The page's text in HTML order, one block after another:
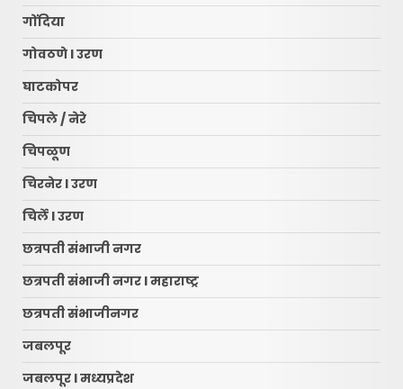
गोंदिया
गोवठणे l उरण
घाटकोपर
चिपले / नेरे
चिपळूण
चिरनेर l उरण
चिर्ले l उरण
छत्रपती संभाजी नगर
छत्रपती संभाजी नगर l महाराष्ट्र
छत्रपती संभाजीनगर
जबलपूर
जबलपूर l मध्यप्रदेश